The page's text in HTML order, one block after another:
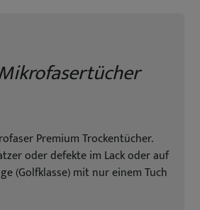
Premium Trockentücher.
oder defekte im Lack oder auf
(Golfklasse) mit nur einem Tuch